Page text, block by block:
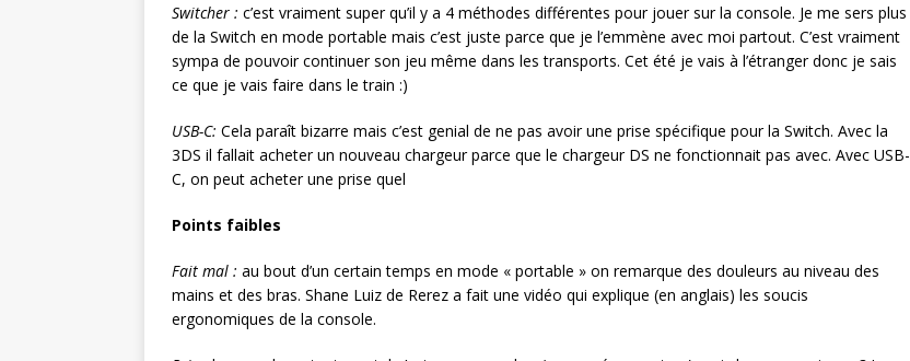
Switcher : c’est vraiment super qu’il y a 4 méthodes différentes pour jouer sur la console. Je me sers plus
de la Switch en mode portable mais c’est juste parce que je l’emmène avec moi partout. C’est vraiment
sympa de pouvoir continuer son jeu même dans les transports. Cet été je vais à l’étranger donc je sais
ce que je vais faire dans le train :)
USB-C: Cela paraît bizarre mais c’est genial de ne pas avoir une prise spécifique pour la Switch. Avec la
3DS il fallait acheter un nouveau chargeur parce que le chargeur DS ne fonctionnait pas avec. Avec USB-
C, on peut acheter une prise quel
Points faibles
Fait mal : au bout d’un certain temps en mode « portable » on remarque des douleurs au niveau des
mains et des bras. Shane Luiz de Rerez a fait une vidéo qui explique (en anglais) les soucis
ergonomiques de la console.